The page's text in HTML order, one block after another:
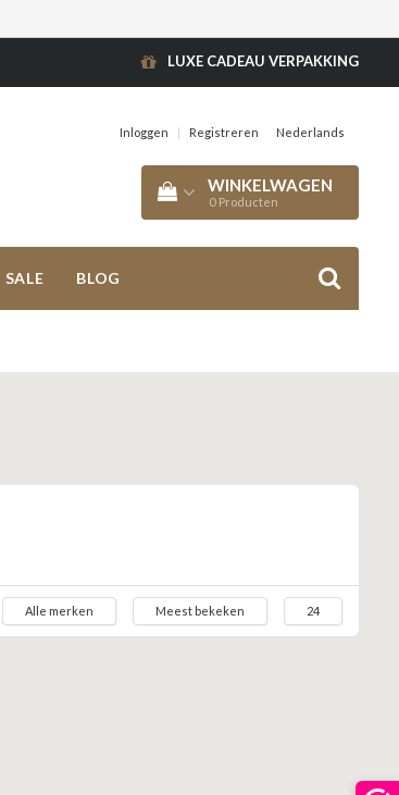
LUXE CADEAU VERPAKKING
Inloggen | Registreren Nederlands
WINKELWAGEN
0 Producten
SALE BLOG
Alle merken Meest bekeken 24